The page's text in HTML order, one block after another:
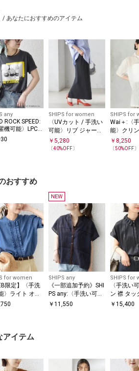
/ あなたにおすすめのアイテム
any
ROCK SPEED:
機可能〉LPC
リント TEE
SHIPS for women
〈UVカット / 手洗い
可能〉リブ ジャージ
ー 2WAY ストレッチ
スカート
￥ 5,280
〔40%OFF〕
SHIPS for
Wai＋:〈
能〉クリ
ー ショー
プルオー
￥8,250
〔50%OFF〕
おすすめ
for women
限定】〈手洗
〉ライト オン
ル デニム 半
NEW
SHIPS any
《一部追加予約》SHI
PS any:〈手洗い可
能〉エンブロイダリ
￥ 11,550
SHIPS for
〈手洗い
ン 襟 タッ
ン ブラウ
￥15,400
アイテム